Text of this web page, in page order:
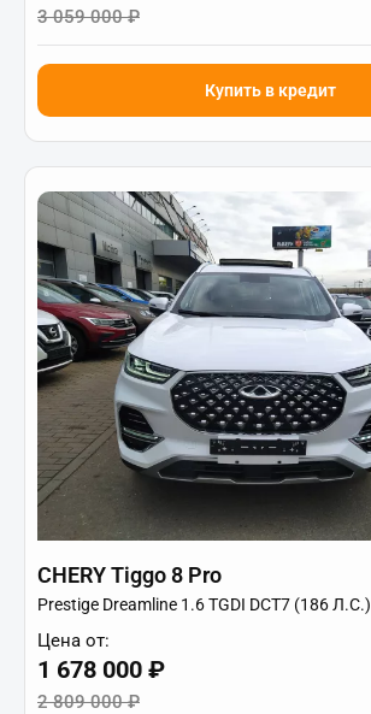
3 059 000 ₽
Купить в кредит
CHERY Tiggo 8 Pro
Prestige Dreamline 1.6 TGDI DCT7 (186 Л.С.)
Цена от:
1 678 000 ₽
2 809 000 ₽